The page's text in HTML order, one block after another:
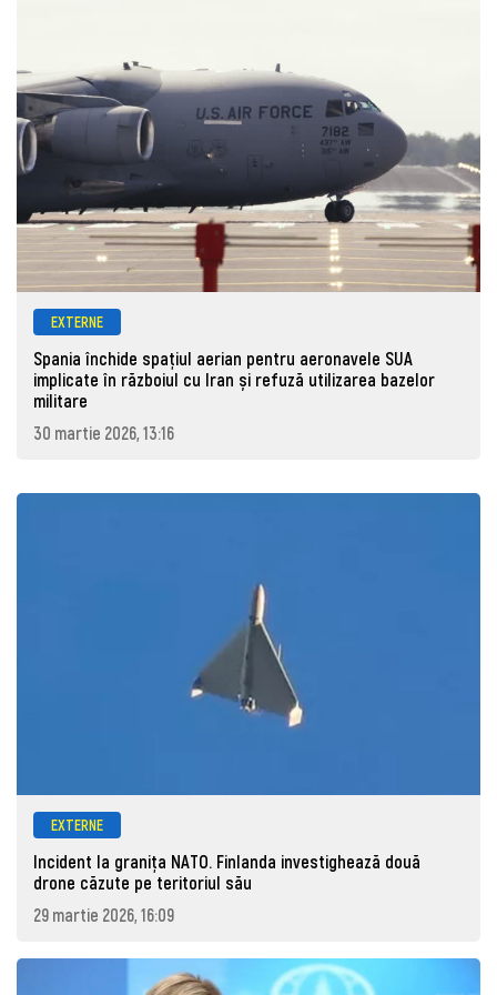
EXTERNE
Spania închide spațiul aerian pentru aeronavele SUA
implicate în războiul cu Iran și refuză utilizarea bazelor
militare
30 martie 2026, 13:16
EXTERNE
Incident la granița NATO. Finlanda investighează două
drone căzute pe teritoriul său
29 martie 2026, 16:09